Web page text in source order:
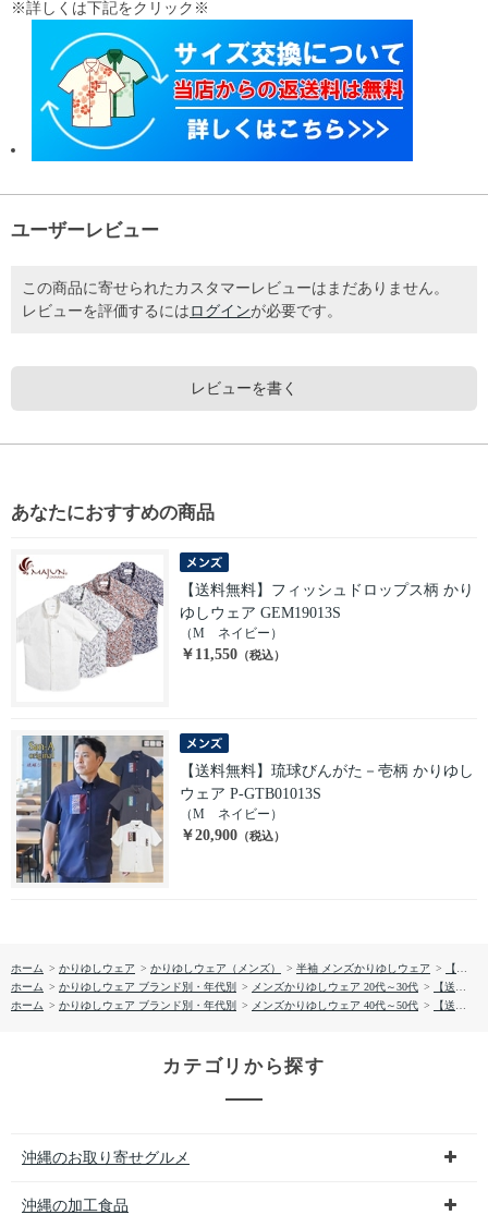
※詳しくは下記をクリック※
ユーザーレビュー
この商品に寄せられたカスタマーレビューはまだありません。
レビューを評価するには ログインが必要です。
レビューを書く
あなたにおすすめの商品
【送料無料】フィッシュドロップス柄 かり
ゆしウェア GEM19013S
（M ネイビー）
￥11,550 （税込）
【送料無料】琉球びんがた－壱柄 かりゆし
ウェア P-GTB01013S
（M ネイビー）
￥20,900 （税込）
ホーム > かりゆしウェア > かりゆしウェア（メンズ） > 半袖 メンズかりゆしウェア >
【送料無料】ユリステッチパネル柄 かりゆしウェア M283
ホーム > かりゆしウェア ブランド別・年代別 > メンズかりゆしウェア 20代～30代 >
【送料無料】ユリステッチパネル柄 かりゆしウェア M283
ホーム > かりゆしウェア ブランド別・年代別 > メンズかりゆしウェア 40代～50代 > 【送料無料】ユリステッチパネル柄 かりゆしウェア M283
カテゴリから探す
沖縄のお取り寄せグルメ
沖縄の加工食品